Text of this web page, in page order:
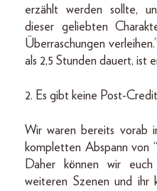
erzählt werden sollte,
dieser geliebten
Überraschungen
als 2,5 Stunden dauert, ist
2. Es gibt keine Post-
Wir waren bereits vorab
kompletten Abspann von
Daher können wir
weiteren Szenen und ihr